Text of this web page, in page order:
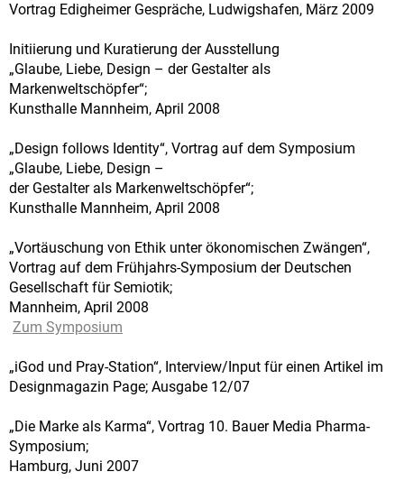
Vortrag Edigheimer Gespräche, Ludwigshafen, März 2009
Initiierung und Kuratierung der Ausstellung
„Glaube, Liebe, Design – der Gestalter als
Markenweltschöpfer“;
Kunsthalle Mannheim, April 2008
„Design follows Identity“, Vortrag auf dem Symposium
„Glaube, Liebe, Design –
der Gestalter als Markenweltschöpfer“;
Kunsthalle Mannheim, April 2008
„Vortäuschung von Ethik unter ökonomischen Zwängen“,
Vortrag auf dem Frühjahrs-Symposium der Deutschen
Gesellschaft für Semiotik;
Mannheim, April 2008
Zum Symposium
„iGod und Pray-Station“, Interview/Input für einen Artikel im
Designmagazin Page; Ausgabe 12/07
„Die Marke als Karma“, Vortrag 10. Bauer Media Pharma-
Symposium;
Hamburg, Juni 2007